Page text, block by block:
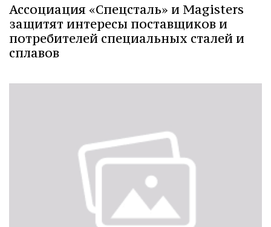
Ассоциация «Спецсталь» и Magisters
защитят интересы поставщиков и
потребителей специальных сталей и
сплавов